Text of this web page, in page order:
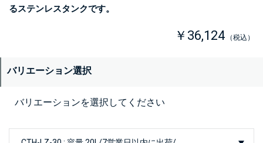
るステンレスタンクです。
￥36,124 （税込）
バリエーション選択
バリエーションを選択してください